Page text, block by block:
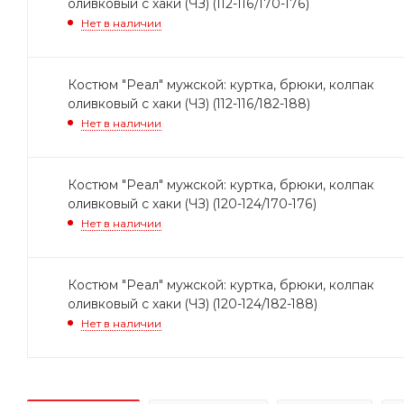
оливковый с хаки (ЧЗ) (112-116/170-176)
Нет в наличии
Костюм "Реал" мужской: куртка, брюки, колпак
оливковый с хаки (ЧЗ) (112-116/182-188)
Нет в наличии
Костюм "Реал" мужской: куртка, брюки, колпак
оливковый с хаки (ЧЗ) (120-124/170-176)
Нет в наличии
Костюм "Реал" мужской: куртка, брюки, колпак
оливковый с хаки (ЧЗ) (120-124/182-188)
Нет в наличии